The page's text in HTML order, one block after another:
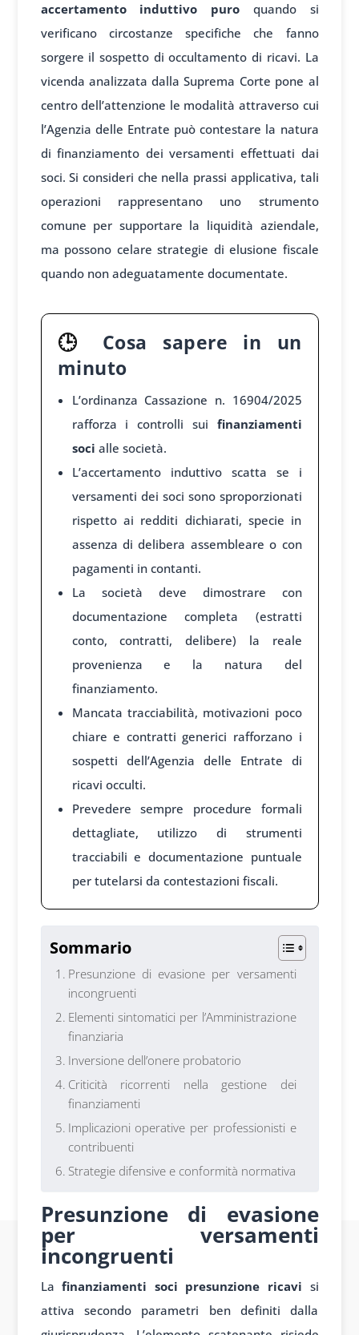
accertamento induttivo puro quando si
verificano circostanze specifiche che fanno
sorgere il sospetto di occultamento di ricavi. La
vicenda analizzata dalla Suprema Corte pone al
centro dell’attenzione le modalità attraverso cui
l’Agenzia delle Entrate può contestare la natura
di finanziamento dei versamenti effettuati dai
soci. Si consideri che nella prassi applicativa, tali
operazioni rappresentano uno strumento
comune per supportare la liquidità aziendale,
ma possono celare strategie di elusione fiscale
quando non adeguatamente documentate.
🕒 Cosa sapere in un
minuto
L’ordinanza Cassazione n. 16904/2025
rafforza i controlli sui finanziamenti
soci alle società.
L’accertamento induttivo scatta se i
versamenti dei soci sono sproporzionati
rispetto ai redditi dichiarati, specie in
assenza di delibera assembleare o con
pagamenti in contanti.
La società deve dimostrare con
documentazione completa (estratti
conto, contratti, delibere) la reale
provenienza e la natura del
finanziamento.
Mancata tracciabilità, motivazioni poco
chiare e contratti generici rafforzano i
sospetti dell’Agenzia delle Entrate di
ricavi occulti.
Prevedere sempre procedure formali
dettagliate, utilizzo di strumenti
tracciabili e documentazione puntuale
per tutelarsi da contestazioni fiscali.
Sommario
Presunzione di evasione per versamenti
incongruenti
Elementi sintomatici per l’Amministrazione
finanziaria
Inversione dell’onere probatorio
Criticità ricorrenti nella gestione dei
finanziamenti
Implicazioni operative per professionisti e
contribuenti
Strategie difensive e conformità normativa
Presunzione di evasione
per versamenti
incongruenti
Lafinanziamenti soci presunzione ricavi si
attiva secondo parametri ben definiti dalla